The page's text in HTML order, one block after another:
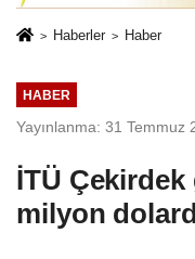
Haberler Haber
HABER
Yayınlanma: 31 Temmuz
İTÜ
milyon